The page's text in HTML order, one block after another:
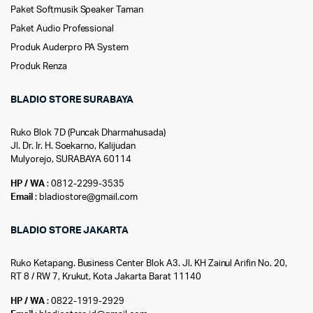
Paket Softmusik Speaker Taman
Paket Audio Professional
Produk Auderpro PA System
Produk Renza
BLADIO STORE SURABAYA
Ruko Blok 7D (Puncak Dharmahusada)
Jl. Dr. Ir. H. Soekarno, Kalijudan
Mulyorejo, SURABAYA 60114
HP / WA: 0812-2299-3535
Email : bladiostore@gmail.com
BLADIO STORE JAKARTA
Ruko Ketapang. Business Center Blok A3. Jl. KH Zainul Arifin No. 20,
RT 8 / RW 7, Krukut, Kota Jakarta Barat 11140
HP / WA: 0822-1919-2929